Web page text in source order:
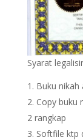
Syarat
Buku nikah
Copy buku
2 rangkap
Softfile ktp